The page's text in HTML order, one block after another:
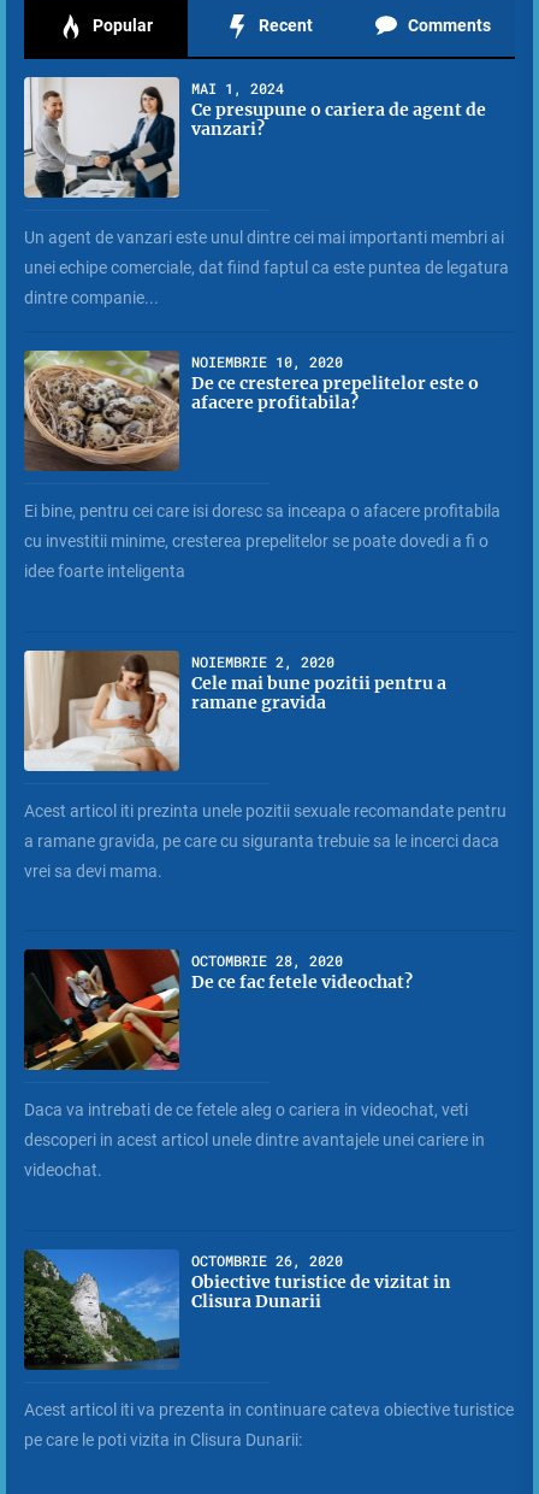
Popular Recent Comments
MAI 1, 2024
Ce presupune o cariera de agent de
vanzari?
Un agent de vanzari este unul dintre cei mai importanti membri ai
unei echipe comerciale, dat fiind faptul ca este puntea de legatura
dintre companie...
NOIEMBRIE 10, 2020
De ce cresterea prepelitelor este o
afacere profitabila?
Ei bine, pentru cei care isi doresc sa inceapa o afacere profitabila
cu investitii minime, cresterea prepelitelor se poate dovedi a fi o
idee foarte inteligenta
NOIEMBRIE 2, 2020
Cele mai bune pozitii pentru a
ramane gravida
Acest articol iti prezinta unele pozitii sexuale recomandate pentru
a ramane gravida, pe care cu siguranta trebuie sa le incerci daca
vrei sa devi mama.
OCTOMBRIE 28, 2020
De ce fac fetele videochat?
Daca va intrebati de ce fetele aleg o cariera in videochat, veti
descoperi in acest articol unele dintre avantajele unei cariere in
videochat.
OCTOMBRIE 26, 2020
Obiective turistice de vizitat in
Clisura Dunarii
Acest articol iti va prezenta in continuare cateva obiective turistice
pe care le poti vizita in Clisura Dunarii: